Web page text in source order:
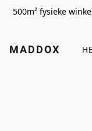
500m² fysieke
MADDOX